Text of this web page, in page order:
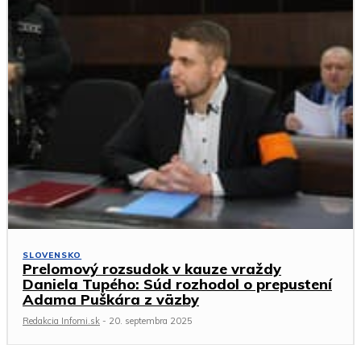
SLOVENSKO
Prelomový rozsudok v kauze vraždy
Daniela Tupého: Súd rozhodol o prepustení
Adama Puškára z väzby
Redakcia Infomi.sk - 20. septembra 2025